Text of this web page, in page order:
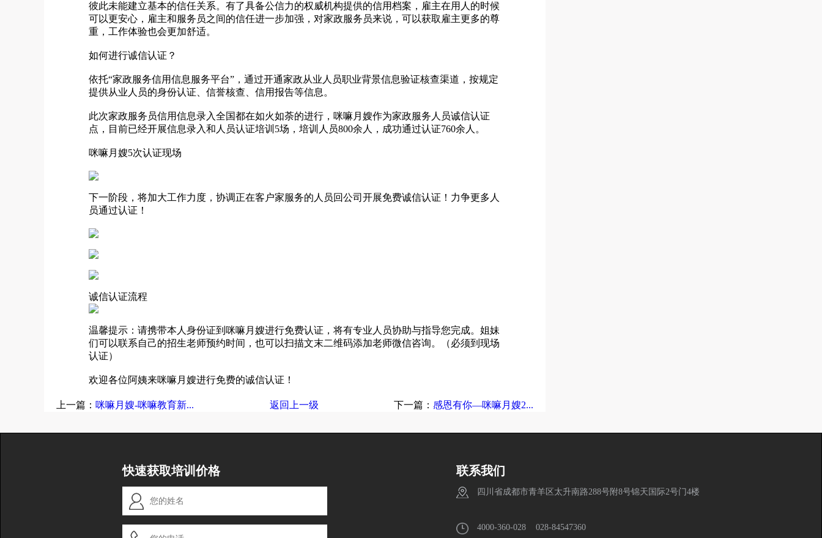
彼此未能建立基本的信任关系。有了具备公信力的权威机构提供的信用档案，雇主在用人的时候
可以更安心，雇主和服务员之间的信任进一步加强，对家政服务员来说，可以获取雇主更多的尊
重，工作体验也会更加舒适。
如何进行诚信认证？
依托“家政服务信用信息服务平台”，通过开通家政从业人员职业背景信息验证核查渠道，按规定
提供从业人员的身份认证、信誉核查、信用报告等信息。
此次家政服务员信用信息录入全国都在如火如荼的进行，咪嘛月嫂作为家政服务人员诚信认证
点，目前已经开展信息录入和人员认证培训5场，培训人员800余人，成功通过认证760余人。
咪嘛月嫂5次认证现场
下一阶段，将加大工作力度，协调正在客户家服务的人员回公司开展免费诚信认证！力争更多人
员通过认证！
诚信认证流程
温馨提示：请携带本人身份证到咪嘛月嫂进行免费认证，将有专业人员协助与指导您完成。姐妹
们可以联系自己的招生老师预约时间，也可以扫描文末二维码添加老师微信咨询。（必须到现场
认证）
欢迎各位阿姨来咪嘛月嫂进行免费的诚信认证！
上一篇： 咪嘛月嫂-咪嘛教育新... 返回上一级 下一篇： 感恩有你—咪嘛月嫂2...
快速获取培训价格 联系我们
四川省成都市青羊区太升南路288号附8号锦天国际2号门4楼
4000-360-028 028-84547360